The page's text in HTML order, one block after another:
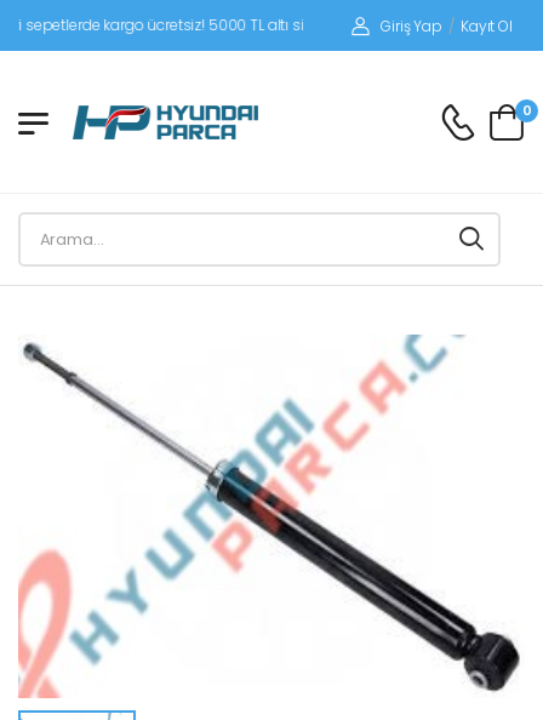
kargo ücretsiz! 5000 TL altı siparişlerinizde siparişleriniz alıcı
Giriş Yap / Kayıt Ol
0